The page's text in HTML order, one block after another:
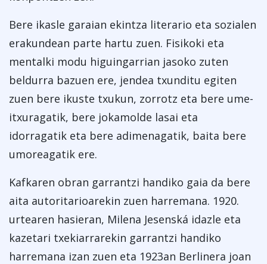
Bere ikasle garaian ekintza literario eta sozialen
erakundean parte hartu zuen. Fisikoki eta
mentalki modu higuingarrian jasoko zuten
beldurra bazuen ere, jendea txunditu egiten
zuen bere ikuste txukun, zorrotz eta bere ume-
itxuragatik, bere jokamolde lasai eta
idorragatik eta bere adimenagatik, baita bere
umoreagatik ere.
Kafkaren obran garrantzi handiko gaia da bere
aita autoritarioarekin zuen harremana. 1920.
urtearen hasieran, Milena Jesenská idazle eta
kazetari txekiarrarekin garrantzi handiko
harremana izan zuen eta 1923an Berlinera joan